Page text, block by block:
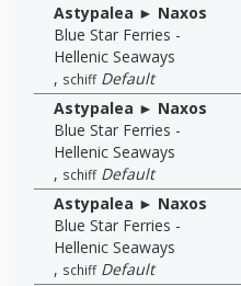
Astypalea ► Naxos
Blue Star Ferries -
Hellenic Seaways
, schiff Default
Astypalea ► Naxos
Blue Star Ferries -
Hellenic Seaways
, schiff Default
Astypalea ► Naxos
Blue Star Ferries -
Hellenic Seaways
, schiff Default